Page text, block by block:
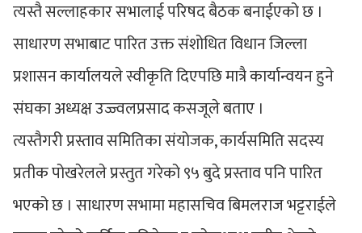
त्यस्तै सल्लाहकार सभालाई परिषद बैठक बनाईएको छ ।
साधारण सभाबाट पारित उक्त संशोधित विधान जिल्ला
प्रशासन कार्यालयले स्वीकृति दिएपछि मात्रै कार्यान्वयन हुने
संघका अध्यक्ष उज्ज्वलप्रसाद कसजूले बताए ।
त्यस्तैगरी प्रस्ताव समितिका संयोजक, कार्यसमिति सदस्य
प्रतीक पोखरेलले प्रस्तुत गरेको ९५ बुदे प्रस्ताव पनि पारित
भएको छ । साधारण सभामा महासचिव बिमलराज भट्टराईले